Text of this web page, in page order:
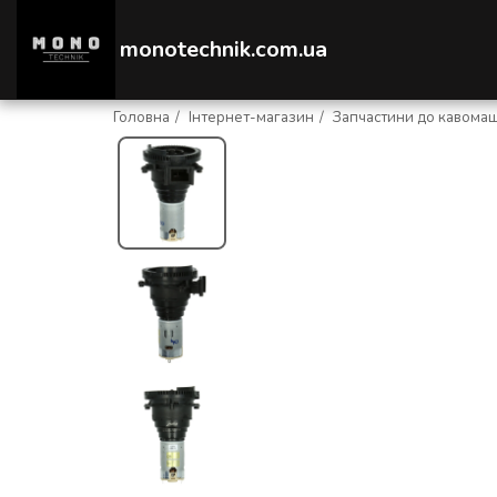
monotechnik.com.ua
Головна Інтернет-магазин Запчастини до